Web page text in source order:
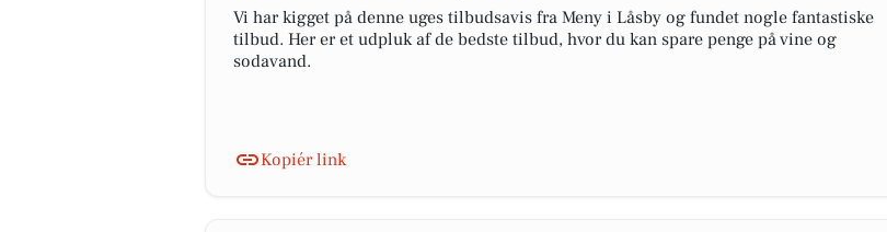
Vi har kigget på denne uges tilbudsavis fra Meny i Låsby og fundet nogle fantastiske
tilbud. Her er et udpluk af de bedste tilbud, hvor du kan spare penge på vine og
sodavand.
Kopiér link